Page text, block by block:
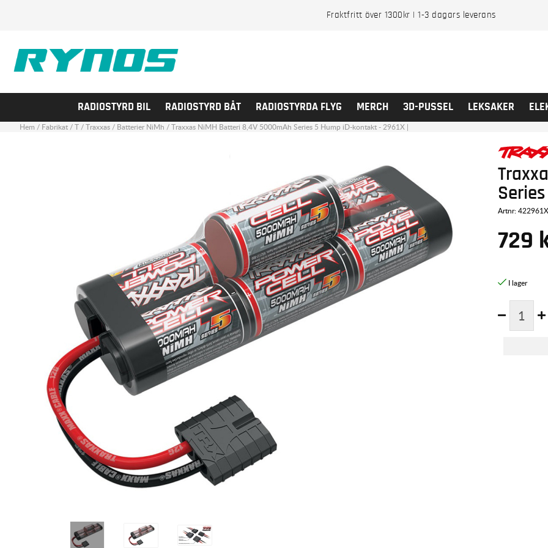
Fraktfritt över 1300kr | 1-3 dagars leverans
RADIOSTYRD BIL RADIOSTYRD BÅT RADIOSTYRDA FLYG MERCH 3D-PUSSEL LEKSAKER
Hem / Fabrikat/T/Traxxas/ Batterier NiMh /Traxxas NiMH Batteri 8,4V 5000mAh Series 5 Hump iD-kontakt - 2961X |
Artnr:
729